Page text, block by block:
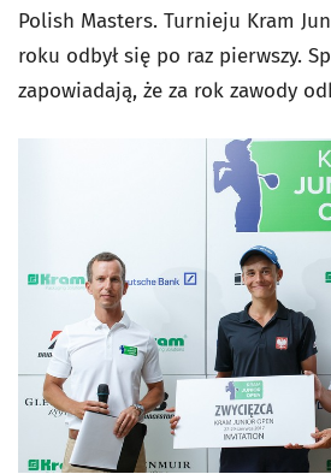
Polish Masters. Turnieju Kram
roku odbył się po raz pierwszy.
zapowiadają, że za rok zawody